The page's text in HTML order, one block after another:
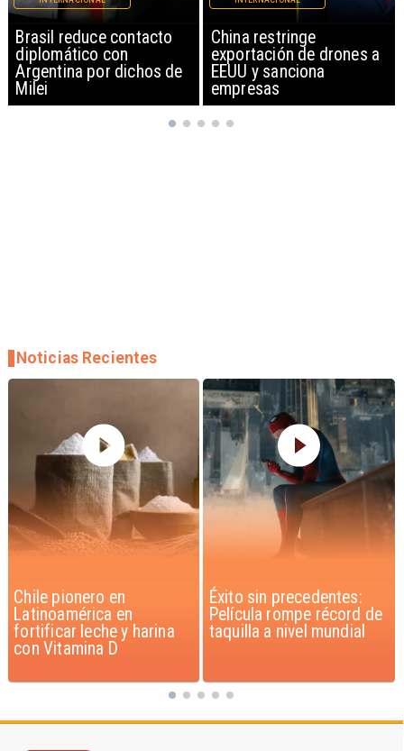
China restringe
exportación de drones a
EEUU y sanciona
empresas
Papa León XIV anuncia
gira por Sudamérica
Éxito sin precedentes:
Película rompe récord de
taquilla a nivel mundial
Corte Suprema confirma
pago de $1.000 millones
por caso ProCultura
Noticias Recientes